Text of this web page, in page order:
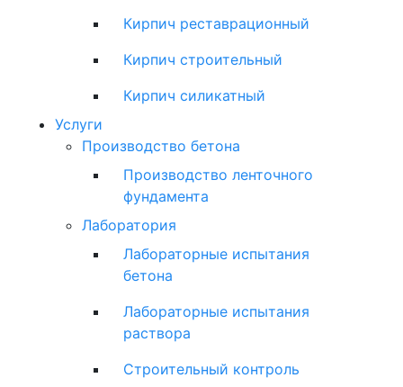
Кирпич реставрационный
Кирпич строительный
Кирпич силикатный
Услуги
Производство бетона
Производство ленточного
фундамента
Лаборатория
Лабораторные испытания
бетона
Лабораторные испытания
раствора
Строительный контроль